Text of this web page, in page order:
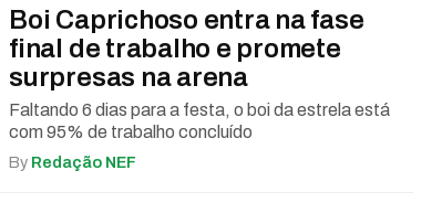
Boi Caprichoso entra na fase
final de trabalho e promete
surpresas na arena
Faltando 6 dias para a festa, o boi da estrela está
com 95% de trabalho concluído
By Redação NEF